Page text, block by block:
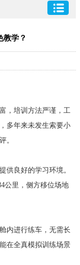
教学？
，培训方法严谨，工
多年来未发生索要小
。
供良好的学习环境。
公里，侧方移位场地
内进行练车，无需长
在全真模拟训练场景